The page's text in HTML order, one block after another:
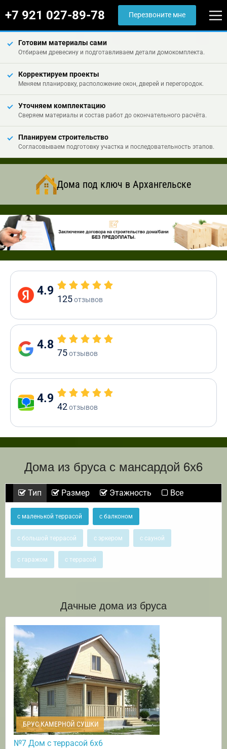
+7 921 027-89-78 Перезвоните мне
Готовим материалы сами
Отбираем древесину и подготавливаем детали домокомплекта.
Корректируем проекты
Меняем планировку, расположение окон, дверей и перегородок.
Уточняем комплектацию
Сверяем материалы и состав работ до окончательного расчёта.
Планируем строительство
Согласовываем подготовку участка и последовательность этапов.
Дома под ключ в Архангельске
4.9
125отзывов
4.8
75отзывов
4.9
42отзывов
Дома из бруса с мансардой 6х6
Тип Размер Этажность Все
с маленькой террасой с балконом
с большой террасой с эркером с сауной
с гаражом с террасой
Дачные дома из бруса
БРУС КАМЕРНОЙ СУШКИ
№7 Дом с террасой 6х6